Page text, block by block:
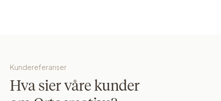
Kundereferanser
Hva sier våre kunder